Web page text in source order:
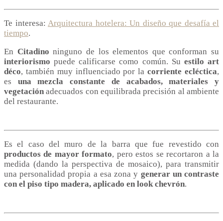
Te interesa: Arquitectura hotelera: Un diseño que desafía el
tiempo.
En Citadino ninguno de los elementos que conforman su
interiorismo puede calificarse como común. Su estilo art
déco, también muy influenciado por lacorriente ecléctica,
es una mezcla constante de acabados, materiales y
vegetación adecuados con equilibrada precisión al ambiente
del restaurante.
Es el caso del muro de la barra que fue revestido con
productos de mayor formato, pero estos se recortaron a la
medida (dando la perspectiva de mosaico), para transmitir
una personalidad propia a esa zona y generar un contraste
con el piso tipo madera, aplicado en look chevrón.